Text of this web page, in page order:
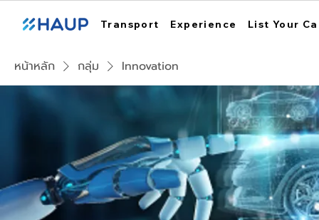
Transport Experience List Your
หน้าหลัก กลุ่ม Innovation